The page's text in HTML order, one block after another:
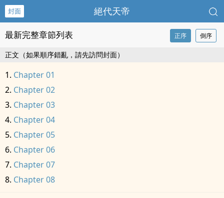
封面 絕代天帝
最新完整章節列表 正序 倒序
正文（如果順序錯亂，請先訪問封面）
Chapter 01
Chapter 02
Chapter 03
Chapter 04
Chapter 05
Chapter 06
Chapter 07
Chapter 08